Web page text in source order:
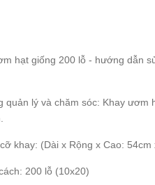
hạt giống 200 lỗ - hướng dẫn
quản lý và chăm sóc: Khay ươm
khay: (Dài x Rộng x Cao: 54cm
200 lỗ (10x20)